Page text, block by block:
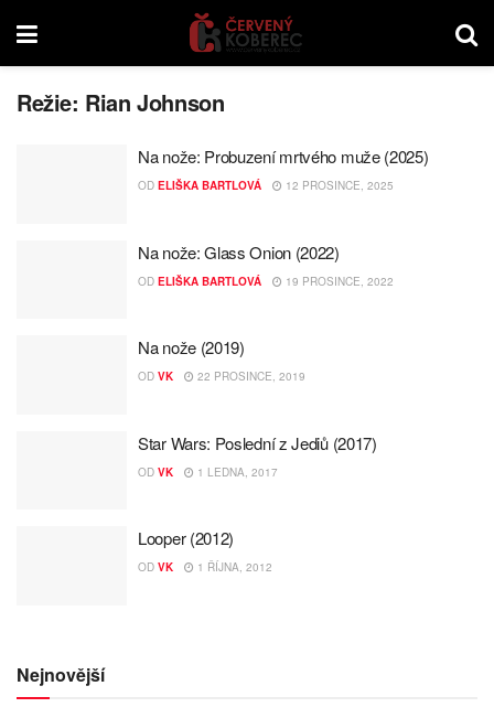
Režie: Rian Johnson
Na nože: Probuzení mrtvého muže (2025)
OD ELIŠKA BARTLOVÁ 12 PROSINCE, 2025
Na nože: Glass Onion (2022)
OD ELIŠKA BARTLOVÁ 19 PROSINCE, 2022
Na nože (2019)
OD VK 22 PROSINCE, 2019
Star Wars: Poslední z Jediů (2017)
OD VK 1 LEDNA, 2017
Looper (2012)
OD VK 1 ŘÍJNA, 2012
Nejnovější